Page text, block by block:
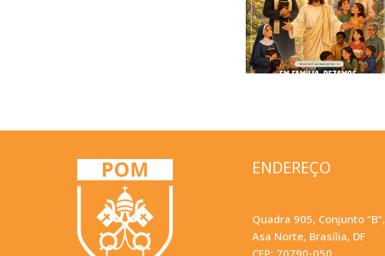
ENDEREÇO
Quadra 905, Conjunto “B”,
Asa Norte, Brasília, DF
CEP: 70790-050